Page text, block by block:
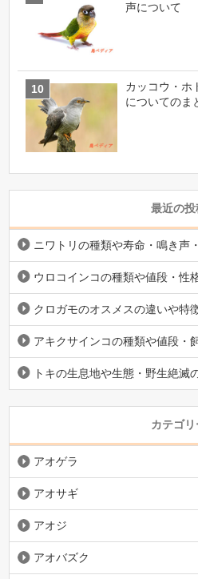
声について
カッコウ・ホ
についてのま
最近の投
ニワトリの種類や寿命・鳴き声
ウロコインコの種類や値段・性
クロガモのオスメスの違いや特
アキクサインコの種類や値段・
トキの生息地や生態・野生絶滅
カテゴリ
アオゲラ
アオサギ
アオジ
アオバズク